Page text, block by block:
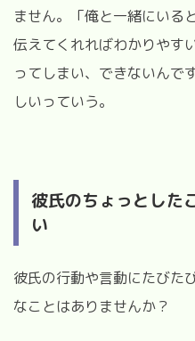
ません。「俺と一緒にいる
伝えてくれればわかりやす
ってしまい、できないんで
しいっていう。
彼氏のちょっとした
い
彼氏の行動や言動にたびた
なことはありませんか？